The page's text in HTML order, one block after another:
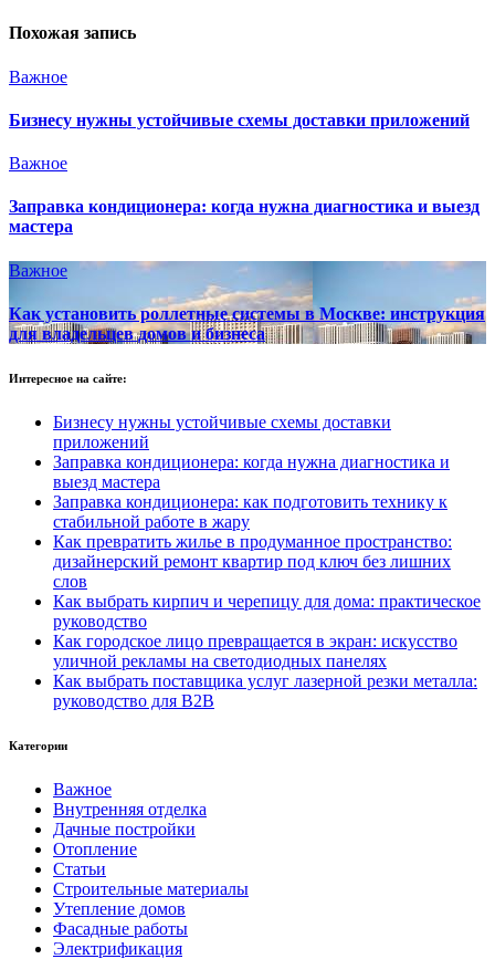
Похожая запись
Важное
Бизнесу нужны устойчивые схемы доставки приложений
Важное
Заправка кондиционера: когда нужна диагностика и выезд
мастера
Важное
Как установить роллетные системы в Москве: инструкция
для владельцев домов и бизнеса
Интересное на сайте:
Бизнесу нужны устойчивые схемы доставки
приложений
Заправка кондиционера: когда нужна диагностика и
выезд мастера
Заправка кондиционера: как подготовить технику к
стабильной работе в жару
Как превратить жилье в продуманное пространство:
дизайнерский ремонт квартир под ключ без лишних
слов
Как выбрать кирпич и черепицу для дома: практическое
руководство
Как городское лицо превращается в экран: искусство
уличной рекламы на светодиодных панелях
Как выбрать поставщика услуг лазерной резки металла:
руководство для B2B
Категории
Важное
Внутренняя отделка
Дачные постройки
Отопление
Статьи
Строительные материалы
Утепление домов
Фасадные работы
Электрификация